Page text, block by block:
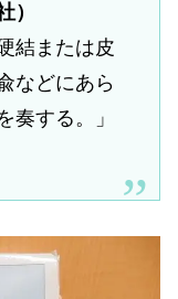
）
結または皮
などにあら
奏する。」